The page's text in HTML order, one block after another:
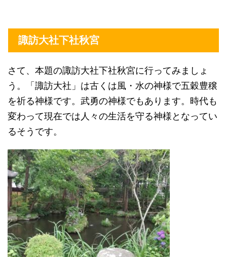
諏訪大社下社秋宮
さて、本題の諏訪大社下社秋宮に行ってみましょ
う。「諏訪大社」は古くは風・水の神様で五穀豊穣
を祈る神様です。武勇の神様でもあります。時代も
変わって現在では人々の生活を守る神様となってい
るそうです。